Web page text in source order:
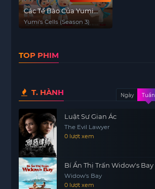
Các Tế Bào Của Yumi
(Phần 3)
Yumi's Cells (Season 3)
TOP PHIM
T. HÀNH Ngày Tuần
Luật Sư Gian Ác
The Evil Lawyer
0 lượt xem
Bí Ẩn Thị Trấn Widow's Bay
Widow's Bay
0 lượt xem